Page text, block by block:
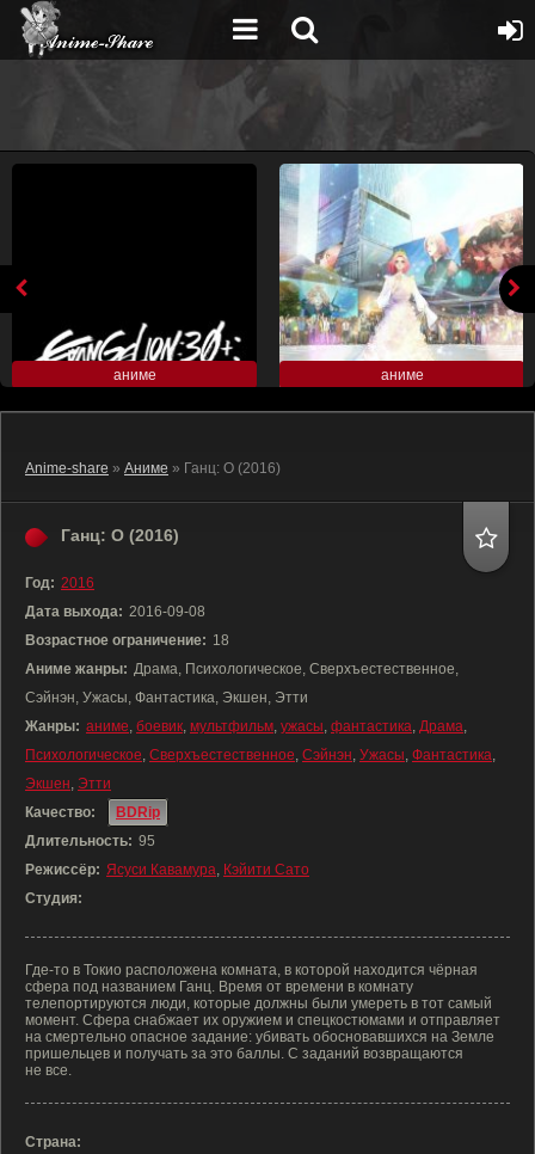
аниме аниме
Anime-share » Аниме » Ганц: О (2016)
Ганц: О (2016)
Год: 2016
Дата выхода: 2016-09-08
Возрастное ограничение: 18
Аниме жанры: Драма, Психологическое, Сверхъестественное,
Сэйнэн, Ужасы, Фантастика, Экшен, Этти
Жанры: аниме, боевик, мультфильм, ужасы, фантастика, Драма,
Психологическое, Сверхъестественное, Сэйнэн, Ужасы, Фантастика,
Экшен, Этти
Качество:
BDRip
Длительность: 95
Режиссёр: Ясуси Кавамура, Кэйити Сато
Студия:
Где-то в Токио расположена комната, в которой находится чёрная
сфера под названием Ганц. Время от времени в комнату
телепортируются люди, которые должны были умереть в тот самый
момент. Сфера снабжает их оружием и спецкостюмами и отправляет
на смертельно опасное задание: убивать обосновавшихся на Земле
пришельцев и получать за это баллы. С заданий возвращаются
не все.
Страна: